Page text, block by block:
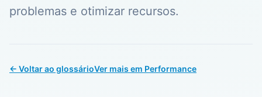
problemas e otimizar recursos.
← Voltar ao glossárioVer mais em Performance